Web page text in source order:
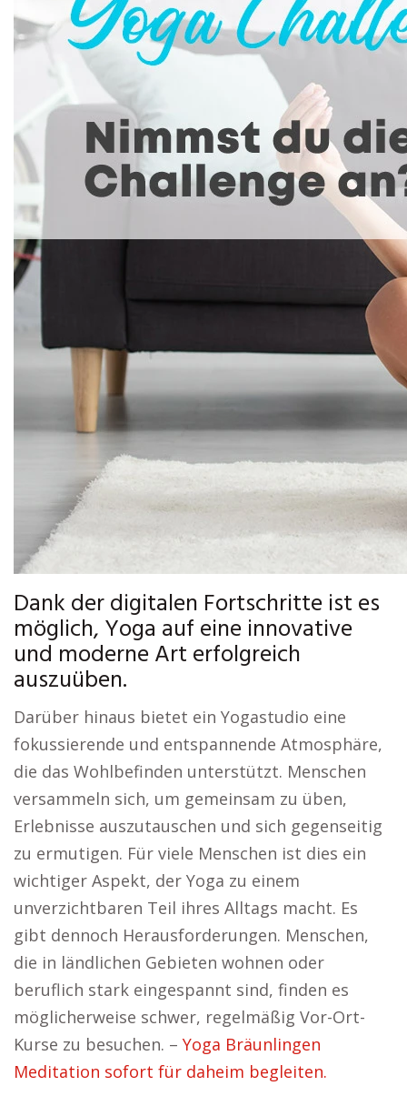
Dank der digitalen Fortschritte ist es
möglich, Yoga auf eine innovative
und moderne Art erfolgreich
auszuüben.
Darüber hinaus bietet ein Yogastudio eine
fokussierende und entspannende Atmosphäre,
die das Wohlbefinden unterstützt. Menschen
versammeln sich, um gemeinsam zu üben,
Erlebnisse auszutauschen und sich gegenseitig
zu ermutigen. Für viele Menschen ist dies ein
wichtiger Aspekt, der Yoga zu einem
unverzichtbaren Teil ihres Alltags macht. Es
gibt dennoch Herausforderungen. Menschen,
die in ländlichen Gebieten wohnen oder
beruflich stark eingespannt sind, finden es
möglicherweise schwer, regelmäßig Vor-Ort-
Kurse zu besuchen. – Yoga Bräunlingen
Meditation sofort für daheim begleiten.